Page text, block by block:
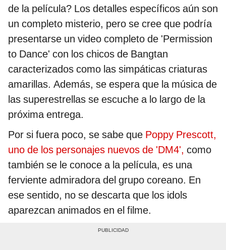
de la película? Los detalles específicos aún son
un completo misterio, pero se cree que podría
presentarse un video completo de 'Permission
to Dance' con los chicos de Bangtan
caracterizados como las simpáticas criaturas
amarillas. Además, se espera que la música de
las superestrellas se escuche a lo largo de la
próxima entrega.
Por si fuera poco, se sabe que Poppy Prescott,
uno de los personajes nuevos de 'DM4', como
también se le conoce a la película, es una
ferviente admiradora del grupo coreano. En
ese sentido, no se descarta que los idols
aparezcan animados en el filme.